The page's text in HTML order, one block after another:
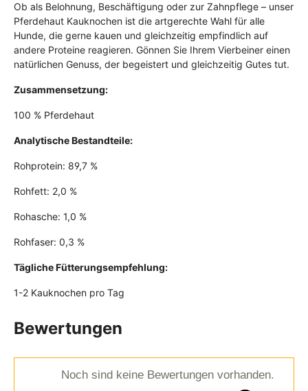
Ob als Belohnung, Beschäftigung oder zur Zahnpflege – unser
Pferdehaut Kauknochen ist die artgerechte Wahl für alle
Hunde, die gerne kauen und gleichzeitig empfindlich auf
andere Proteine reagieren. Gönnen Sie Ihrem Vierbeiner einen
natürlichen Genuss, der begeistert und gleichzeitig Gutes tut.
Zusammensetzung:
100 % Pferdehaut
Analytische Bestandteile:
Rohprotein: 89,7 %
Rohfett: 2,0 %
Rohasche: 1,0 %
Rohfaser: 0,3 %
Tägliche Fütterungsempfehlung:
1-2 Kauknochen pro Tag
Bewertungen
Noch sind keine Bewertungen vorhanden.